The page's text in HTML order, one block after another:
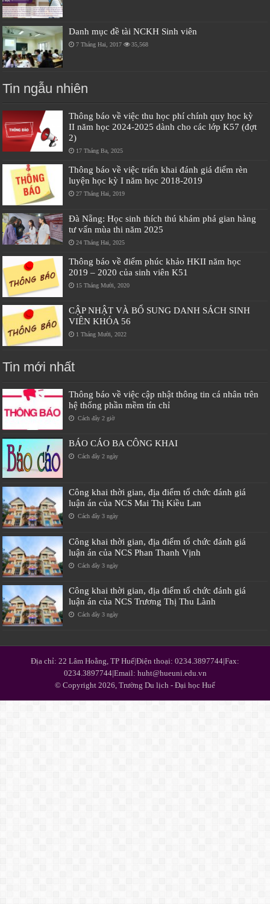
Danh mục đề tài NCKH Sinh viên
7 Tháng Hai, 2017 35,568
Tin ngẫu nhiên
Thông báo về việc thu học phí chính quy học kỳ
II năm học 2024-2025 dành cho các lớp K57 (đợt
2)
17 Tháng Ba, 2025
Thông báo về việc triển khai đánh giá điểm rèn
luyện học kỳ I năm học 2018-2019
27 Tháng Hai, 2019
Đà Nẵng: Học sinh thích thú khám phá gian hàng
tư vấn mùa thi năm 2025
24 Tháng Hai, 2025
Thông báo về điểm phúc khảo HKII năm học
2019 – 2020 của sinh viên K51
15 Tháng Mười, 2020
CẬP NHẬT VÀ BỔ SUNG DANH SÁCH SINH
VIÊN KHÓA 56
1 Tháng Mười, 2022
Tin mới nhất
Thông báo về việc cập nhật thông tin cá nhân trên
hệ thống phần mềm tín chỉ
Cách đây 2 giờ
BÁO CÁO BA CÔNG KHAI
Cách đây 2 ngày
Công khai thời gian, địa điểm tổ chức đánh giá
luận án của NCS Mai Thị Kiều Lan
Cách đây 3 ngày
Công khai thời gian, địa điểm tổ chức đánh giá
luận án của NCS Phan Thanh Vịnh
Cách đây 3 ngày
Công khai thời gian, địa điểm tổ chức đánh giá
luận án của NCS Trương Thị Thu Lành
Cách đây 3 ngày
Địa chỉ: 22 Lâm Hoằng, TP Huế|Điện thoại: 0234.3897744|Fax:
0234.3897744|Email: huht@hueuni.edu.vn
© Copyright 2026, Trường Du lịch - Đại học Huế